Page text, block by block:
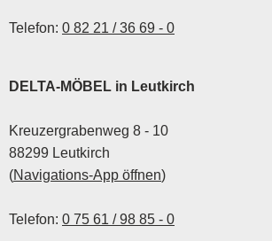
Telefon: 0 82 21 / 36 69 - 0
DELTA-MÖBEL in Leutkirch
Kreuzergrabenweg 8 - 10
88299 Leutkirch
(Navigations-App öffnen)
Telefon: 0 75 61 / 98 85 - 0